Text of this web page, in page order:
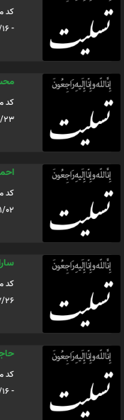
کد
- 1400/05/16
کد
05/16
کد
05/16
کد
05/16
کد
- 1400/05/16